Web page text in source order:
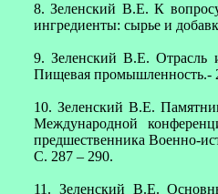
8. Зеленский В.Е. К
ингредиенты: сырье и
9. Зеленский В.Е. Отрасль
Пищевая промышленность.-
10. Зеленский В.Е.
Международной
предшественника Военно-
С. 287 – 290.
11. Зеленский В.Е.